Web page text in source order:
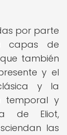
por parte
capas de
también
y el
y la
temporal y
de Eliot,
las